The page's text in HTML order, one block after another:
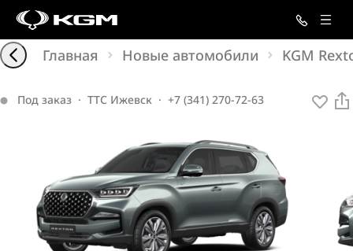
Главная Новые автомобили KGM
Под заказ · ТТС Ижевск · +7 (341) 270-72-63